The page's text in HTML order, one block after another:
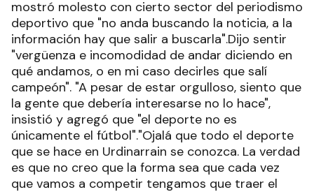
mostró molesto con cierto sector del periodismo
deportivo que "no anda buscando la noticia, a la
información hay que salir a buscarla".Dijo sentir
"vergüenza e incomodidad de andar diciendo en
qué andamos, o en mi caso decirles que salí
campeón". "A pesar de estar orgulloso, siento que
la gente que debería interesarse no lo hace",
insistió y agregó que "el deporte no es
únicamente el fútbol"."Ojalá que todo el deporte
que se hace en Urdinarrain se conozca. La verdad
es que no creo que la forma sea que cada vez
que vamos a competir tengamos que traer el